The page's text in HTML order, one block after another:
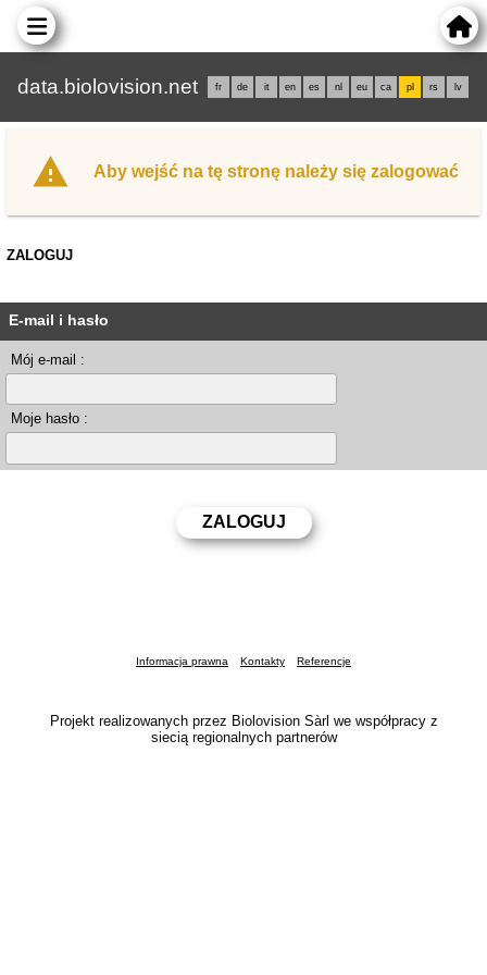
data.biolovision.net fr de it en es nl eu ca pl rs lv
Aby wejść na tę stronę należy się zalogować
ZALOGUJ
E-mail i hasło
Mój e-mail :
Moje hasło :
Informacja prawna Kontakty Referencje
Projekt realizowanych przez Biolovision Sàrl we współpracy z
siecią regionalnych partnerów